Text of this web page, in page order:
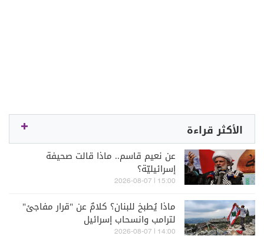
الأكثر قراءة
عن نعيم قاسم.. ماذا قالت صحيفة
إسرائيليّة؟
15:00 | 2026-08-07
ماذا يُطبخ للبنان؟ كلامٌ عن "قرار مفاجئ"
لترامب وانسحاب إسرائيل
14:00 | 2026-08-07